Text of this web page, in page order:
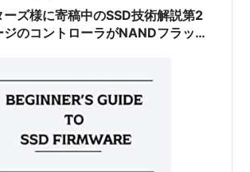
ーズ様に寄稿中のSSD技術解説第2
ジのコントローラがNANDフラッシ